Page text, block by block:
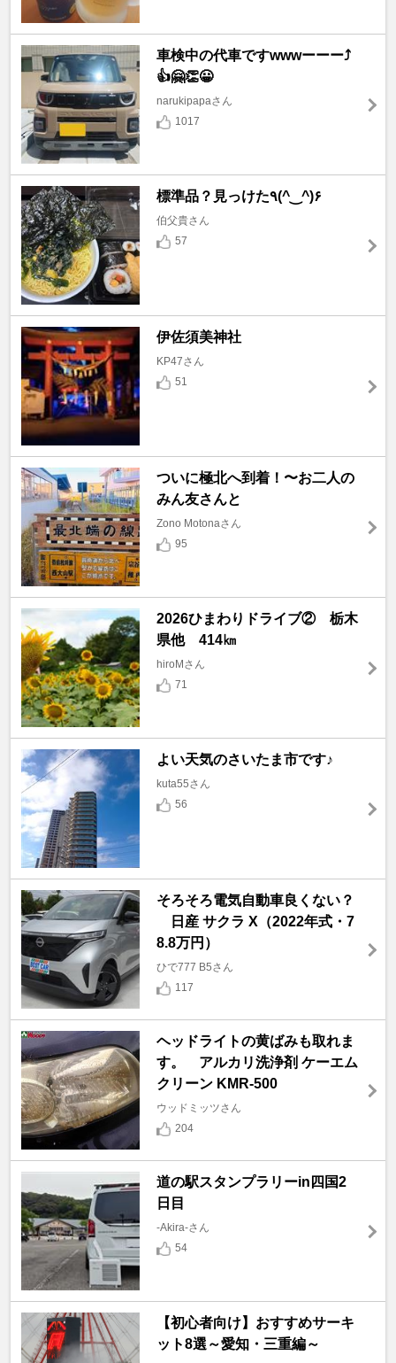
車検中の代車ですwwwーーー⤴️
👍🤗👏😀
narukipapaさん
1017
標準品？見っけた٩(^‿^)۶
伯父貴さん
57
伊佐須美神社
KP47さん
51
ついに極北へ到着！〜お二人の
みん友さんと
Zono Motonaさん
95
2026ひまわりドライブ② 栃木
県他 414㎞
hiroMさん
71
よい天気のさいたま市です♪
kuta55さん
56
そろそろ電気自動車良くない？
日産 サクラ X（2022年式・7
8.8万円）
ひで777 B5さん
117
ヘッドライトの黄ばみも取れま
す。 アルカリ洗浄剤 ケーエム
クリーン KMR-500
ウッドミッツさん
204
道の駅スタンプラリーin四国2
日目
-Akira-さん
54
【初心者向け】おすすめサーキ
ット8選～愛知・三重編～